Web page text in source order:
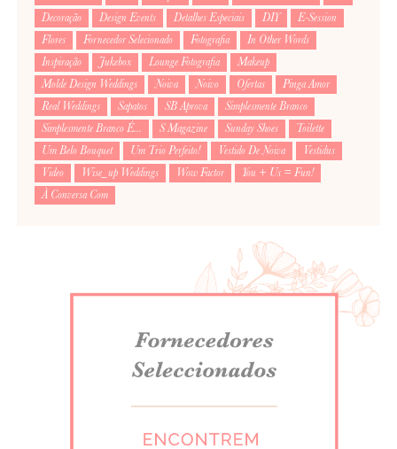
Decoração
Design Events Detalhes Especiais DIY
E-Session
Flores
Fornecedor Selecionado Fotografia
In Other Words
Inspiração
Jukebox Lounge Fotografia
Makeup
Molde Design Weddings
Noiva Noivo Ofertas
Pinga Amor
Real Weddings
Sapatos SB Aprova
Simplesmente Branco
Simplesmente Branco É...
S Magazine Sunday Shoes
Toilette
Um Belo Bouquet
Um Trio Perfeito! Vestido De Noiva
Vestidus
Video
Wise_up Weddings Wow Factor
You + Us = Fun!
À Conversa Com